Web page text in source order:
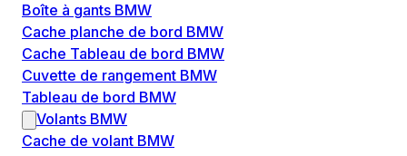
Boîte à gants BMW
Cache planche de bord BMW
Cache Tableau de bord BMW
Cuvette de rangement BMW
Tableau de bord BMW
Volants BMW
Cache de volant BMW